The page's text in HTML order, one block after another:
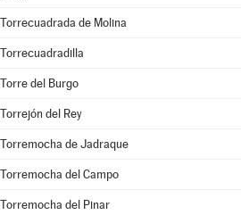
Torrecuadrada de Molina
Torrecuadradilla
Torre del Burgo
Torrejón del Rey
Torremocha de Jadraque
Torremocha del Campo
Torremocha del Pinar